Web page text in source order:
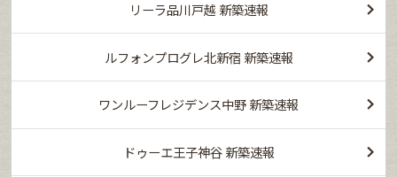
リーラ品川戸越 新築速報
ルフォンプログレ北新宿 新築速報
ワンルーフレジデンス中野 新築速報
ドゥーエ王子神谷 新築速報